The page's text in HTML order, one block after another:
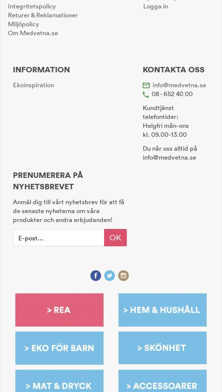
Integritetspolicy
Returer & Reklamationer
Miljöpolicy
Om Medvetna.se
Logga in
INFORMATION
Ekoinspiration
KONTAKTA OSS
info@medvetna.se
08 - 652 40 00
Kundtjänst
telefontider:
Helgfri mån-ons
kl. 09.00-13.00
Du når oss alltid på
info@medvetna.se
PRENUMERERA PÅ
NYHETSBREVET
Anmäl dig till vårt nyhetsbrev för att få
de senaste nyheterna om våra
produkter och andra erbjudanden!
OK